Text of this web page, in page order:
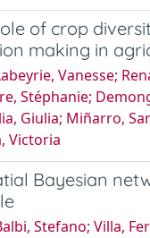
of crop
making in
Vanesse;
Stéphanie;
Giulia; Miñarro,
Victoria
Bayesian
Stefano; Villa,